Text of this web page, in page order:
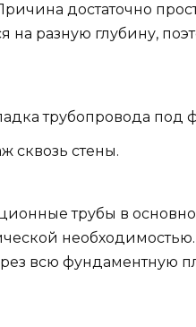
достаточно
на разную глубину,
трубопровода под
сквозь стены.
трубы в
всю фундаментную